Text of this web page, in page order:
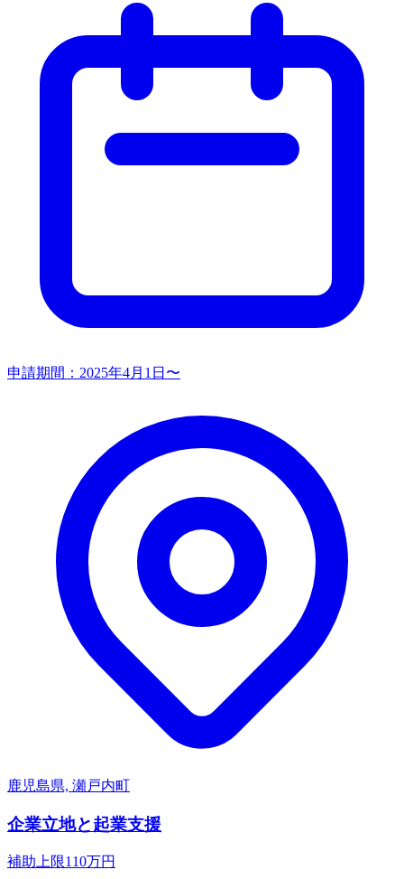
申請期間： 2025年4月1日〜
鹿児島県, 瀬戸内町
企業立地と起業支援
補助上限110万円